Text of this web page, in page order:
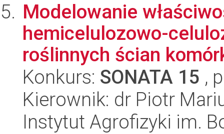
Modelowanie
hemicelulozowo-
roślinnych ścian
Konkurs: SONATA 15 ,
Kierownik: dr Piotr
Instytut Agrofizyki im.